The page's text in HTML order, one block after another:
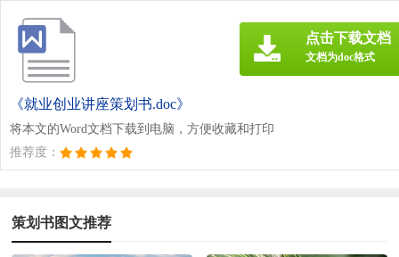
《就业创业讲座策划书.doc》
将本文的Word文档下载到电脑，方便收藏和打印
推荐度：
点击下载文档
文档为doc格式
策划书图文推荐